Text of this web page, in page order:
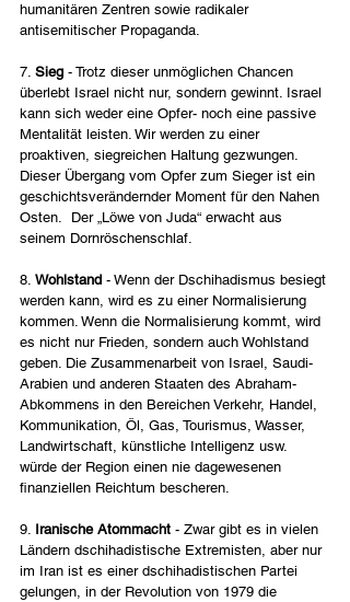
humanitären Zentren sowie radikaler
antisemitischer Propaganda.
7. Sieg - Trotz dieser unmöglichen Chancen
überlebt Israel nicht nur, sondern gewinnt. Israel
kann sich weder eine Opfer- noch eine passive
Mentalität leisten. Wir werden zu einer
proaktiven, siegreichen Haltung gezwungen.
Dieser Übergang vom Opfer zum Sieger ist ein
geschichtsverändernder Moment für den Nahen
Osten.  Der „Löwe von Juda“ erwacht aus
seinem Dornröschenschlaf.
8. Wohlstand - Wenn der Dschihadismus besiegt
werden kann, wird es zu einer Normalisierung
kommen. Wenn die Normalisierung kommt, wird
es nicht nur Frieden, sondern auch Wohlstand
geben. Die Zusammenarbeit von Israel, Saudi-
Arabien und anderen Staaten des Abraham-
Abkommens in den Bereichen Verkehr, Handel,
Kommunikation, Öl, Gas, Tourismus, Wasser,
Landwirtschaft, künstliche Intelligenz usw.
würde der Region einen nie dagewesenen
finanziellen Reichtum bescheren.
9. Iranische Atommacht - Zwar gibt es in vielen
Ländern dschihadistische Extremisten, aber nur
im Iran ist es einer dschihadistischen Partei
gelungen, in der Revolution von 1979 die